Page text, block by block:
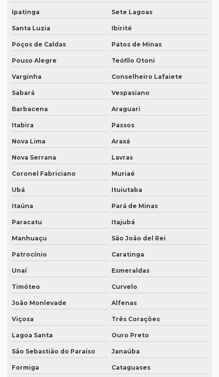
Empresa de tradução juramentada para diplomas
Empresa de tradução juramentada para diplomas em brasília
Empresa de tradução juramentada para diplomas em porto
alegre
Empresa de tradução juramentada em inglês
Empresa de tradução juramentada em inglês em campinas
Empresa de tradução juramentada em italiano
Empresa de tradução juramentada em italiano em curitiba
Empresa de tradução juramentada em italiano em fortaleza
Empresa de tradução juramentada rj
Empresa de tradução juramentada sp
Empresa de tradução e legendagem
Empresa de tradução de patentes
Empresa de tradução de patentes em curitiba
Empresa de tradução de patentes em porto alegre
Empresa de tradução profissional
Empresa de tradução rj
Empresa de tradução em são paulo
Empresa de tradução simultanea
Empresa de tradução simultanea sp
Ipatinga Sete Lagoas
Santa Luzia Ibirité
Poços de Caldas Patos de Minas
Pouso Alegre Teófilo Otoni
Varginha Conselheiro Lafaiete
Sabará Vespasiano
Barbacena Araguari
Itabira Passos
Nova Lima Araxá
Nova Serrana Lavras
Coronel Fabriciano Muriaé
Ubá Ituiutaba
Itaúna Pará de Minas
Paracatu Itajubá
Manhuaçu São João del Rei
Patrocínio Caratinga
Unaí Esmeraldas
Timóteo Curvelo
João Monlevade Alfenas
Viçosa Três Corações
Lagoa Santa Ouro Preto
São Sebastião do Paraíso Janaúba
Formiga Cataguases